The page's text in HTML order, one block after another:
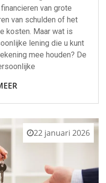
van grote
van schulden of het
kosten. Maar wat is
lening die u kunt
mee houden? De
22 januari 2026